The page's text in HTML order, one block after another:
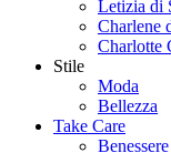
Letizia di
Charlene
Charlotte
Stile
Moda
Bellezza
Take Care
Benessere